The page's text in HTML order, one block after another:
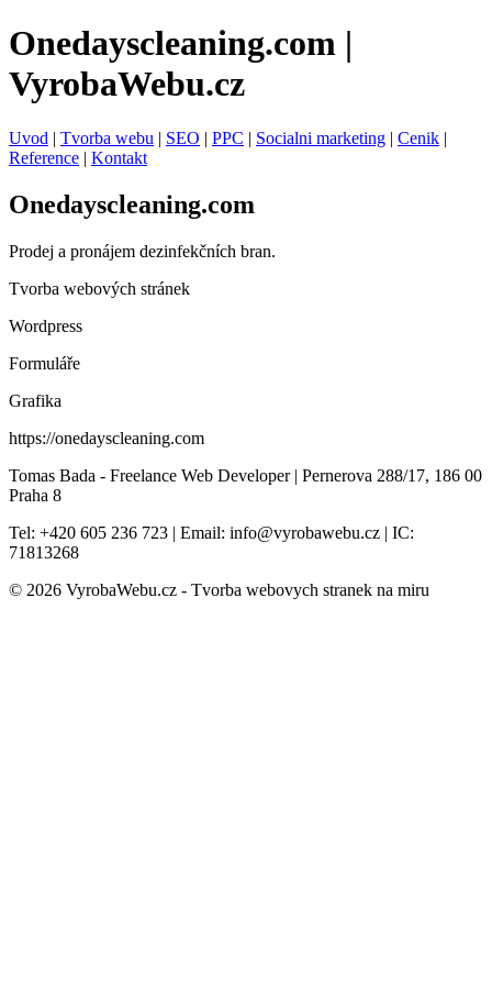
Onedayscleaning.com |
VyrobaWebu.cz
Uvod | Tvorba webu | SEO | PPC | Socialni marketing | Cenik |
Reference | Kontakt
Onedayscleaning.com
Prodej a pronájem dezinfekčních bran.
Tvorba webových stránek
Wordpress
Formuláře
Grafika
https://onedayscleaning.com
Tomas Bada - Freelance Web Developer | Pernerova 288/17, 186 00
Praha 8
Tel: +420 605 236 723 | Email: info@vyrobawebu.cz | IC:
71813268
© 2026 VyrobaWebu.cz - Tvorba webovych stranek na miru